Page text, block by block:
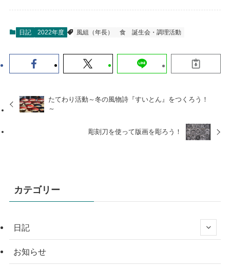
日記 2022年度 風組（年長） 食 誕生会・調理活動
たてわり活動～冬の風物詩『すいとん』をつくろう！
～
彫刻刀を使って版画を彫ろう！
カテゴリー
日記
お知らせ